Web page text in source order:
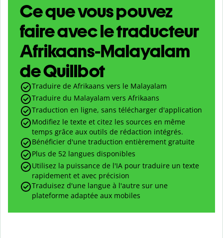
Ce que vous pouvez
faire avec le traducteur
Afrikaans-Malayalam
de Quillbot
Traduire de Afrikaans vers le Malayalam
Traduire du Malayalam vers Afrikaans
Traduction en ligne, sans télécharger d'application
Modifiez le texte et citez les sources en même
temps grâce aux outils de rédaction intégrés.
Bénéficier d'une traduction entièrement gratuite
Plus de 52 langues disponibles
Utilisez la puissance de l'IA pour traduire un texte
rapidement et avec précision
Traduisez d'une langue à l'autre sur une
plateforme adaptée aux mobiles